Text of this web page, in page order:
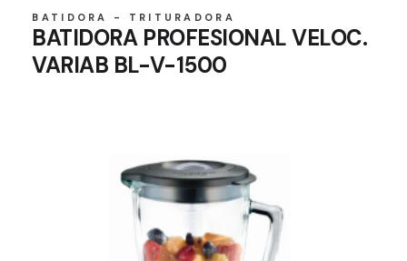
BATIDORA - TRITURADORA
BATIDORA PROFESIONAL VELOC.
VARIAB BL-V-1500